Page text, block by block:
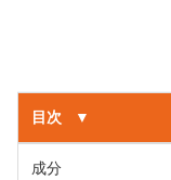
目次 ▼
成分